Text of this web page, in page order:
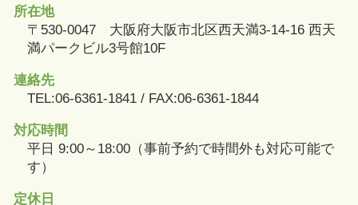
所在地
〒530-0047 大阪府大阪市北区西天満3-14-16 西天
満パークビル3号館10F
連絡先
TEL:06-6361-1841 / FAX:06-6361-1844
対応時間
平日 9:00～18:00（事前予約で時間外も対応可能で
す）
定休日